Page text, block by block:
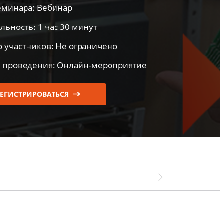
УСТРОЙСТВО И
СЕТИ
Вебинар
1 час 30 минут
участников: Не ограничено
проведения: Онлайн-мероприятие